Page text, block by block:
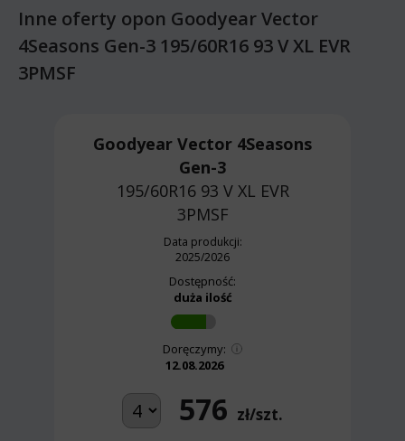
Inne oferty opon Goodyear Vector
4Seasons Gen-3 195/60R16 93 V XL EVR
3PMSF
Goodyear Vector 4Seasons
Gen-3
195/60R16 93 V XL EVR
3PMSF
Data produkcji:
2025/2026
Dostępność:
duża ilość
Doręczymy:
12.08.2026
576 zł/szt.